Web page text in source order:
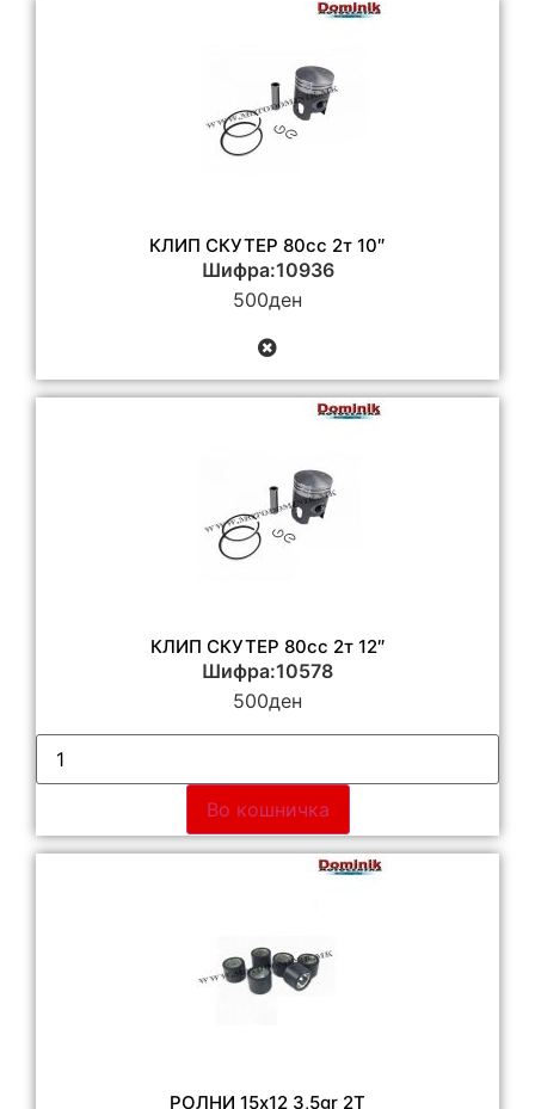
КЛИП СКУТЕР 80сс 2т 10″
Шифра:10936
500ден
КЛИП СКУТЕР 80сс 2т 12″
Шифра:10578
500ден
Во кошничка
РОЛНИ 15х12 3,5gr 2T